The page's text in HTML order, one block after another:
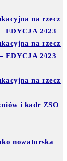
na rzecz
EDYCJA 2023
na rzecz
EDYCJA 2023
na rzecz
i kadr ZSO
nowatorska